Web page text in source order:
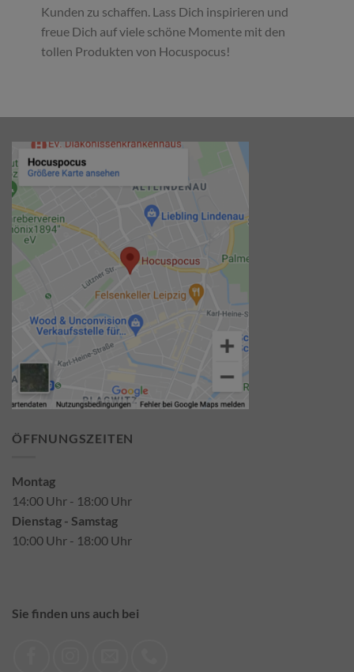
Kunden zu schaffen. Lass Dich inspirieren und
freue Dich auf viele schöne Momente mit den
tollen Produkten von Hocuspocus!
ÖFFNUNGSZEITEN
Montag
14:00 Uhr - 18:00 Uhr
Dienstag - Samstag
10:00 Uhr - 18:00 Uhr
Sie finden uns auch bei